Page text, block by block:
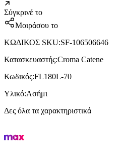
Σύγκρινέ το
Μοιράσου το
ΚΩΔΙΚΟΣ SKU:SF-106506646
Κατασκευαστής:Croma Catene
Κωδικός:FL180L-70
Υλικό:Ασήμι
Δες όλα τα χαρακτηριστικά